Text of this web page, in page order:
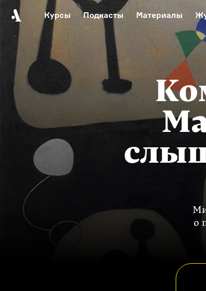
Курсы Подкасты Материалы
о